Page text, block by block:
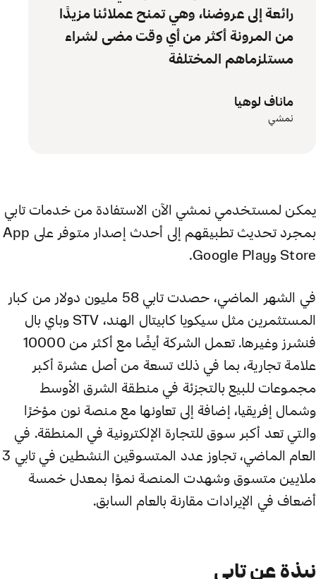
رائعة إلى عروضنا، وهي تمنح عملائنا مزيدًا
من المرونة أكثر من أي وقت مضى لشراء
مستلزماهم المختلفة
ماناف لوهيا
نمشي
يمكن لمستخدمي نمشي الآن الاستفادة من خدمات تابي
بمجرد تحديث تطبيقهم إلى أحدث إصدار متوفر على App
Store وGoogle Play.
في الشهر الماضي، حصدت تابي 58 مليون دولار من كبار
المستثمرين مثل سيكويا كابيتال الهند، STV وباي بال
فنشرز وغيرها. تعمل الشركة أيضًا مع أكثر من 10000
علامة تجارية، بما في ذلك تسعة من أصل عشرة أكبر
مجموعات للبيع بالتجزئة في منطقة الشرق الأوسط
وشمال إفريقيا، إضافة إلى تعاونها مع منصة نون مؤخرًا
والتي تعد أكبر سوق للتجارة الإلكترونية في المنطقة. في
العام الماضي، تجاوز عدد المتسوقين النشطين في تابي 3
ملايين متسوق وشهدت المنصة نموًا بمعدل خمسة
أضعاف في الإيرادات مقارنة بالعام السابق.
نبذة عن تابي